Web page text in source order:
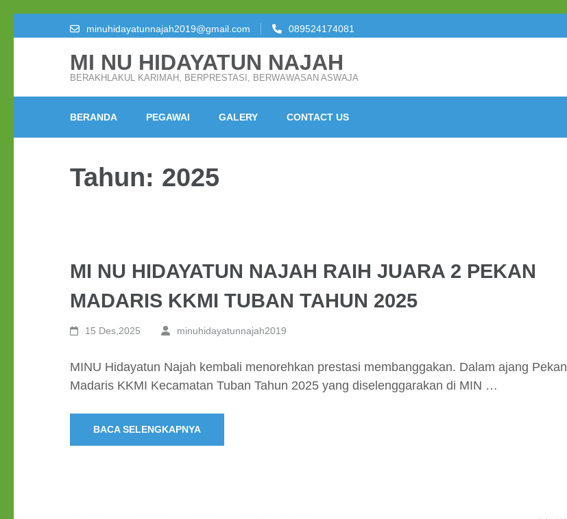
ke
Enter)
minuhidayatunnajah2019@gmail.com 089524174081
MI NU HIDAYATUN NAJAH
BERAKHLAKUL KARIMAH, BERPRESTASI, BERWAWASAN ASWAJA
BERANDA PEGAWAI GALERY CONTACT US
Tahun: 2025
MI NU HIDAYATUN NAJAH RAIH JUARA 2 PEKAN
MADARIS KKMI TUBAN TAHUN 2025
15 Des,2025 minuhidayatunnajah2019
MINU Hidayatun Najah kembali menorehkan prestasi membanggakan. Dalam ajang Pekan
Madaris KKMI Kecamatan Tuban Tahun 2025 yang diselenggarakan di MIN …
BACA SELENGKAPNYA